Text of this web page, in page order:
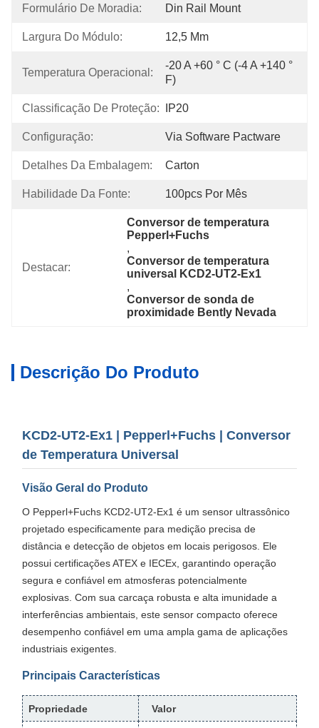
Formulário De Moradia: Din Rail Mount
Largura Do Módulo: 12,5 Mm
Temperatura Operacional:
-20 A +60 ° C (-4 A +140 °
F)
Classificação De Proteção: IP20
Configuração: Via Software Pactware
Detalhes Da Embalagem: Carton
Habilidade Da Fonte: 100pcs Por Mês
Destacar:
Conversor de temperatura
Pepperl+Fuchs
,
Conversor de temperatura
universal KCD2-UT2-Ex1
,
Conversor de sonda de
proximidade Bently Nevada
Descrição Do Produto
KCD2-UT2-Ex1 | Pepperl+Fuchs | Conversor
de Temperatura Universal
Visão Geral do Produto
O Pepperl+Fuchs KCD2-UT2-Ex1 é um sensor ultrassônico
projetado especificamente para medição precisa de
distância e detecção de objetos em locais perigosos. Ele
possui certificações ATEX e IECEx, garantindo operação
segura e confiável em atmosferas potencialmente
explosivas. Com sua carcaça robusta e alta imunidade a
interferências ambientais, este sensor compacto oferece
desempenho confiável em uma ampla gama de aplicações
industriais exigentes.
Principais Características
Propriedade Valor